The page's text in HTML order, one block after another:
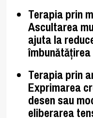
Terapia prin
Ascultarea
ajuta la
Terapia prin
Exprimarea
desen sau
eliberarea